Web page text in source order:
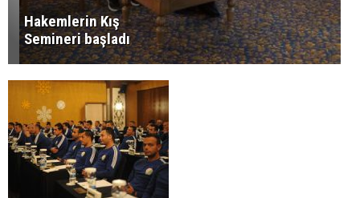
Hakemlerin Kış
Semineri başladı